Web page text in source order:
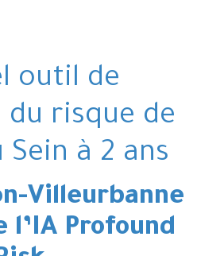
outil de
risque de
Sein à 2 ans
Villeurbanne
l’IA Profound